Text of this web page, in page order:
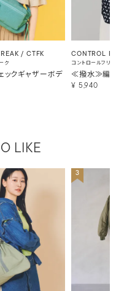
/ CTFK
ク
クギャザーボデ
CONTROL
コントロールフリ
≪撥水≫編み
¥ 5,940
LIKE
3